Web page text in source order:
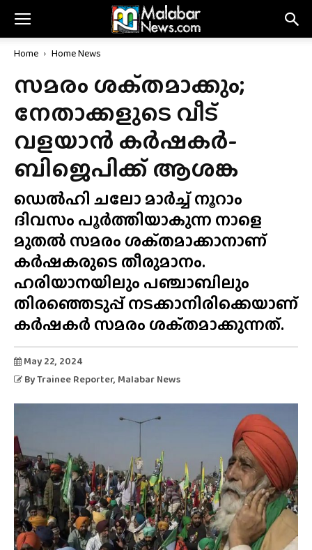
Home Home News
സമരം ശക്‌തമാക്കും;
നേതാക്കളുടെ വീട്
വളയാൻ കർഷകർ-
ബിജെപിക്ക് ആശങ്ക
ഡെൽഹി ചലോ മാർച്ച് നൂറാം
ദിവസം പൂർത്തിയാകുന്ന നാളെ
മുതൽ സമരം ശക്‌തമാക്കാനാണ്
കർഷകരുടെ തീരുമാനം.
ഹരിയാനയിലും പഞ്ചാബിലും
തിരഞ്ഞെടുപ്പ് നടക്കാനിരിക്കെയാണ്
കർഷകർ സമരം ശക്‌തമാക്കുന്നത്.
May 22, 2024
ByTrainee Reporter, Malabar News